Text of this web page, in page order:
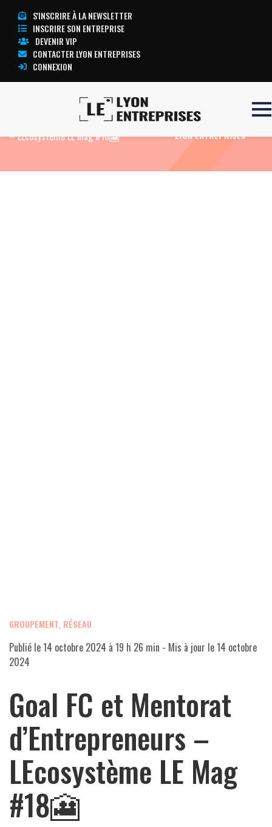
S'INSCRIRE À LA NEWSLETTER
INSCRIRE SON ENTREPRISE
DEVENIR VIP
CONTACTER LYON ENTREPRISES
CONNEXION
Goal FC et Mentorat d’Entrepreneurs
– LEcosystème LE Mag #18🎦
TOUTE L’ACTUALITÉ
LYON ENTREPRISES
GROUPEMENT, RÉSEAU
Publié le14 octobre 2024 à 19 h 26 min - Mis à jour le14 octobre
2024
Goal FC et Mentorat
d’Entrepreneurs –
LEcosystème LE Mag
#18🎦